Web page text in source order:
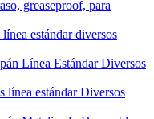
greaseproof, para
estándar diversos
Línea Estándar Diversos
línea estándar Diversos